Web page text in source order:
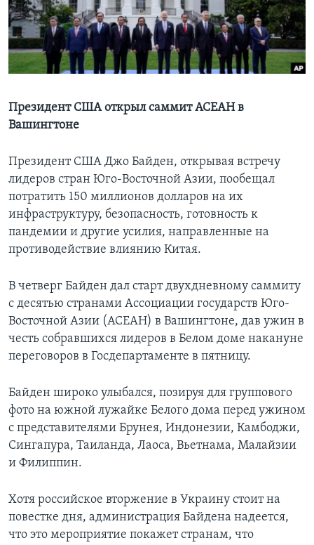
Learning English
СОЦИАЛЬНЫЕ СЕТИ
Языки
Президент США открыл саммит АСЕАН в
Вашингтоне
Президент США Джо Байден, открывая встречу
лидеров стран Юго-Восточной Азии, пообещал
потратить 150 миллионов долларов на их
инфраструктуру, безопасность, готовность к
пандемии и другие усилия, направленные на
противодействие влиянию Китая.
В четверг Байден дал старт двухдневному саммиту
с десятью странами Ассоциации государств Юго-
Восточной Азии (АСЕАН) в Вашингтоне, дав ужин в
честь собравшихся лидеров в Белом доме накануне
переговоров в Госдепартаменте в пятницу.
Байден широко улыбался, позируя для группового
фото на южной лужайке Белого дома перед ужином
с представителями Брунея, Индонезии, Камбоджи,
Сингапура, Таиланда, Лаоса, Вьетнама, Малайзии
и Филиппин.
Хотя российское вторжение в Украину стоит на
повестке дня, администрация Байдена надеется,
что это мероприятие покажет странам, что